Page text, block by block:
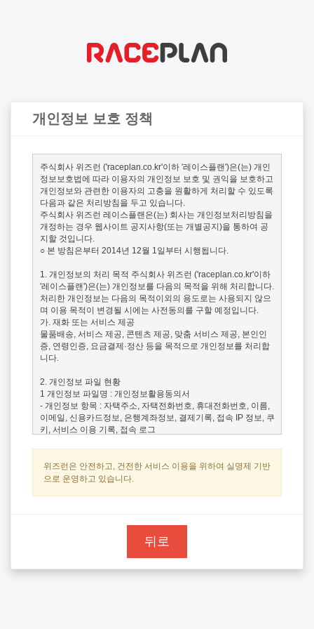
개인정보 보호 정책
주식회사 위즈런 ('raceplan.co.kr'이하 '레이스플랜')은(는) 개인
정보보호법에 따라 이용자의 개인정보 보호 및 권익을 보호하고
개인정보와 관련한 이용자의 고충을 원활하게 처리할 수 있도록
다음과 같은 처리방침을 두고 있습니다.
주식회사 위즈런 레이스플랜은(는) 회사는 개인정보처리방침을
개정하는 경우 웹사이트 공지사항(또는 개별공지)을 통하여 공
지할 것입니다.
○ 본 방침은부터 2014년 12월 1일부터 시행됩니다.
1. 개인정보의 처리 목적 주식회사 위즈런 ('raceplan.co.kr'이하
'레이스플랜')은(는) 개인정보를 다음의 목적을 위해 처리합니다.
처리한 개인정보는 다음의 목적이외의 용도로는 사용되지 않으
며 이용 목적이 변경될 시에는 사전동의를 구할 예정입니다.
가. 재화 또는 서비스 제공
물품배송, 서비스 제공, 콘텐츠 제공, 맞춤 서비스 제공, 본인인
증, 연령인증, 요금결제·정산 등을 목적으로 개인정보를 처리합
니다.
2. 개인정보 파일 현황
1 개인정보 파일명 : 개인정보활용동의서
- 개인정보 항목 : 자택주소, 자택전화번호, 휴대전화번호, 이름,
이메일, 신용카드정보, 은행계좌정보, 결제기록, 접속 IP 정보, 쿠
키, 서비스 이용 기록, 접속 로그
- 보유기간 : 3년
- 관련법령 : 개인정보보호법
보 보유·이용기간 또는 정보주체로부터 개인정보를 수집시에 동
의 받은 개인정보 보유,이용기간 내에서 개인정보를 처리,보유
② 각각의 개인정보 처리 및 보유 기간은 다음과 같습니다.
1 <제화 또는 서비스 제공>
위즈런은 안전하고, 건전한 서비스 이용을 위하여 실명제 기반
으로 운영하고 있습니다.
뒤로